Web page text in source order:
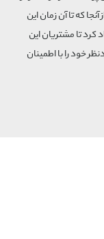
که تا آن زمان این
تا مشتریان این
خود را با اطمینان